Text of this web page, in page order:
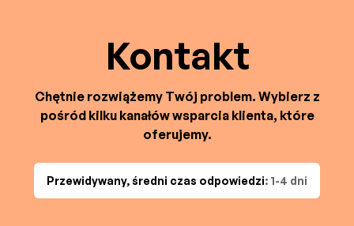
Kontakt
Chętnie rozwiążemy Twój problem. Wybierz z
pośród kilku kanałów wsparcia klienta, które
oferujemy.
Przewidywany, średni czas odpowiedzi: 1-4 dni